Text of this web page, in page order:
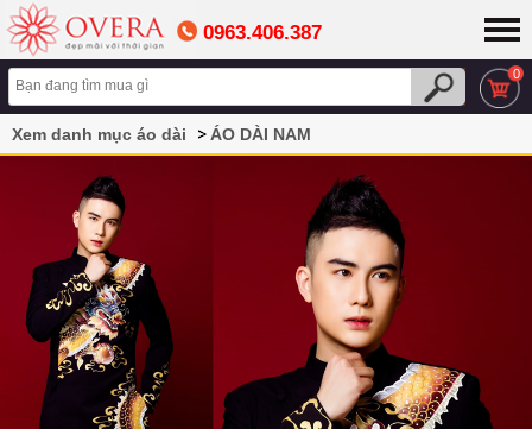
0963.406.387
0
Xem danh mục áo dài
ÁO DÀI NAM
Áo dài cách tân nam hoạ tiết rồng mới nhất